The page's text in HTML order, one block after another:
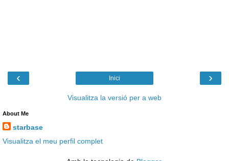
‹ ›
Inici
Visualitza la versió per a web
About Me
starbase
Visualitza el meu perfil complet